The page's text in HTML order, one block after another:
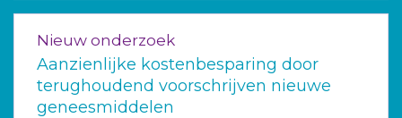
Nieuw onderzoek
Aanzienlijke kostenbesparing door
terughoudend voorschrijven nieuwe
geneesmiddelen